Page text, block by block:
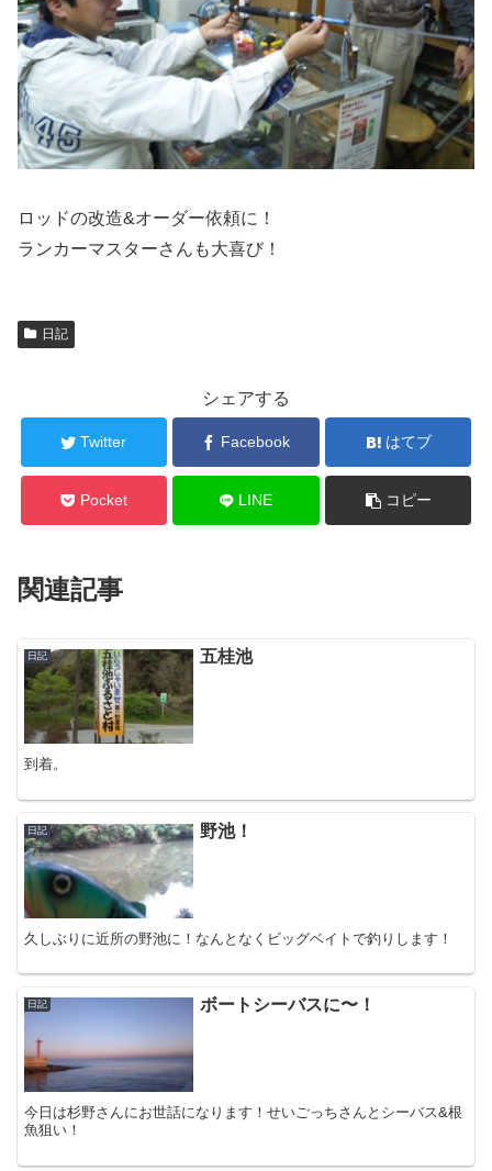
ロッドの改造&オーダー依頼に！
ランカーマスターさんも大喜び！
日記
シェアする
Twitter Facebook はてブ
Pocket LINE コピー
関連記事
日記 五桂池
到着。
日記 野池！
久しぶりに近所の野池に！なんとなくビッグベイトで釣りします！
日記 ボートシーバスに〜！
今日は杉野さんにお世話になります！せいごっちさんとシーバス&根
魚狙い！